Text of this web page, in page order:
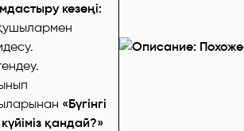
кезеңі:
«Бүгінгі
қандай?»